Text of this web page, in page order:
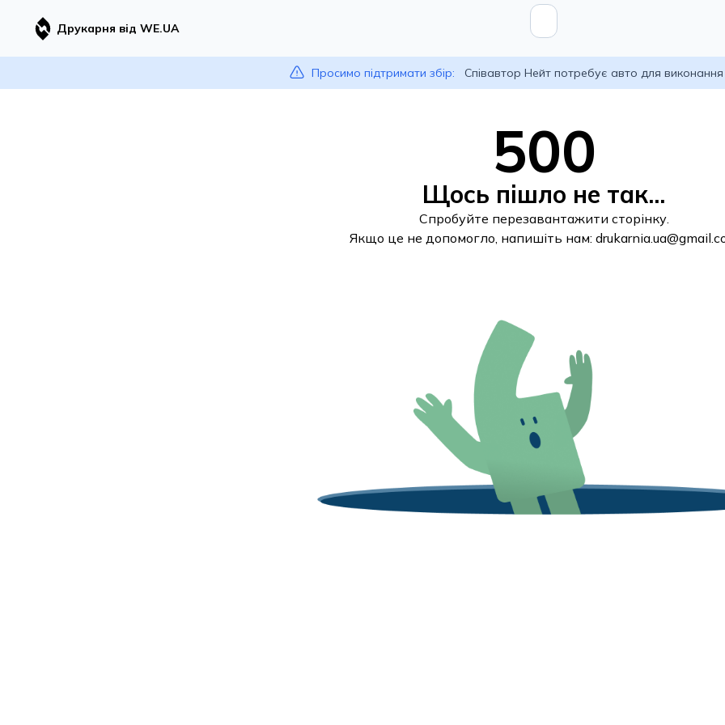
Друкарня від WE.UA
Просимо підтримати збір: Співавтор Нейт потребує авто для
500
Щось пішло не так...
Спробуйте перезавантажити сторінку.
Якщо це не допомогло, напишіть нам: